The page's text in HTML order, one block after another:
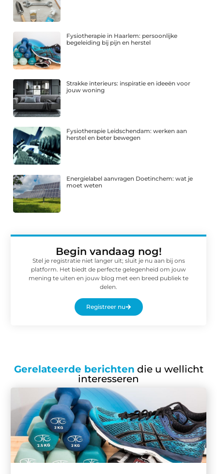
Fysiotherapie in Haarlem: persoonlijke
begeleiding bij pijn en herstel
Strakke interieurs: inspiratie en ideeën voor
jouw woning
Fysiotherapie Leidschendam: werken aan
herstel en beter bewegen
Energielabel aanvragen Doetinchem: wat je
moet weten
Begin vandaag nog!
Stel je registratie niet langer uit; sluit je nu aan bij ons
platform. Het biedt de perfecte gelegenheid om jouw
mening te uiten en jouw blog met een breed publiek te
delen.
Registreer nu
Gerelateerde berichten die u wellicht
interesseren